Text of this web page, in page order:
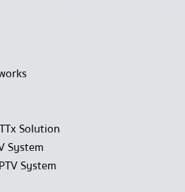
Solution
System
System